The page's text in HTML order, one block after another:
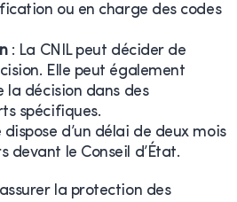
ou en charge des codes
: La CNIL peut décider de
Elle peut également
la décision dans des
spécifiques.
dispose d’un délai de deux mois
devant le Conseil d’État.
la protection des